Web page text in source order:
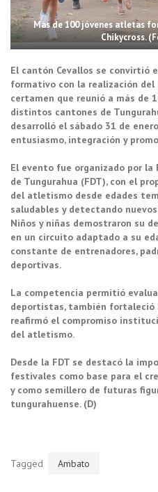
Más de 100 jóvenes atletas
Chikycross.
El cantón Cevallos se
formativo con la realización del
certamen que reunió a más de
distintos cantones de
desarrolló el sábado 31 de
entusiasmo, integración y
El evento fue organizado por la
de Tungurahua (FDT), con el
del atletismo desde edades
saludables y detectando
Niños y niñas demostraron su
en un circuito adaptado a su
constante de entrenadores,
deportivas.
La competencia permitió
deportistas, también fortaleció
reafirmó el compromiso
del atletismo.
Desde la FDT se destacó la
festivales como base para el
y como semillero de futuras
tungurahuense. (D)
Tagged Ambato